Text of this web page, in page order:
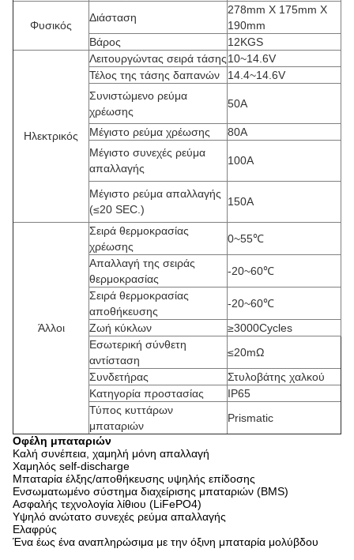
Φυσικός
Διάσταση
278mm X 175mm X
190mm
Βάρος
12KGS
Ηλεκτρικός
Λειτουργώντας σειρά τάσης10~14.6V
Τέλος της τάσης δαπανών
14.4~14.6V
Συνιστώμενο ρεύμα
χρέωσης
50A
Μέγιστο ρεύμα χρέωσης
80A
Μέγιστο συνεχές ρεύμα
απαλλαγής
100A
Μέγιστο ρεύμα απαλλαγής
(≤20 SEC.)
150A
Άλλοι
Σειρά θερμοκρασίας
χρέωσης
0~55℃
Απαλλαγή της σειράς
θερμοκρασίας
-20~60℃
Σειρά θερμοκρασίας
αποθήκευσης
-20~60℃
Ζωή κύκλων
≥3000Cycles
Εσωτερική σύνθετη
αντίσταση
≤20mΩ
Συνδετήρας
Στυλοβάτης χαλκού
Κατηγορία προστασίας
IP65
Τύπος κυττάρων
μπαταριών
Prismatic
Οφέλη μπαταριών
Καλή συνέπεια, χαμηλή μόνη απαλλαγή
Χαμηλός self-discharge
Μπαταρία έλξης/αποθήκευσης υψηλής επίδοσης
Ενσωματωμένο σύστημα διαχείρισης μπαταριών (BMS)
Ασφαλής τεχνολογία λίθιου (LiFePO4)
Υψηλό ανώτατο συνεχές ρεύμα απαλλαγής
Ελαφρύς
Ένα έως ένα αναπληρώσιμα με την όξινη μπαταρία μολύβδου